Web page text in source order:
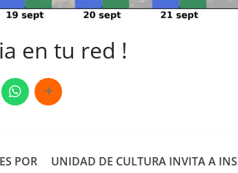
en tu red !
POR
UNIDAD DE CULTURA INVITA A